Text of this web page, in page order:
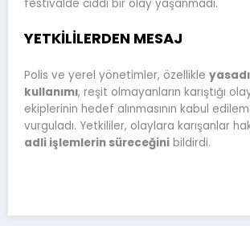
festivalde ciddi bir olay yaşanmadı.
YETKİLİLERDEN MESAJ
Polis ve yerel yönetimler, özellikle
kullanımı, reşit olmayanların karıştığı
ekiplerinin hedef alınmasının kabul
vurguladı. Yetkililer, olaylara karışanlar
adli işlemlerin süreceğini bildirdi.